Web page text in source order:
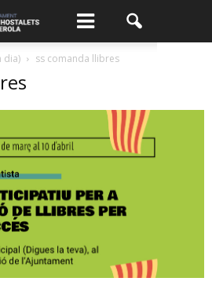
dia) ss comanda llibres